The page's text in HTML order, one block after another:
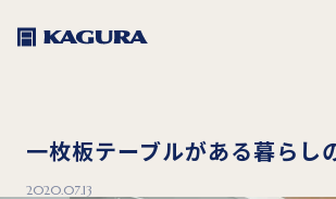
一枚板テーブルがある暮らし
2020.07.13